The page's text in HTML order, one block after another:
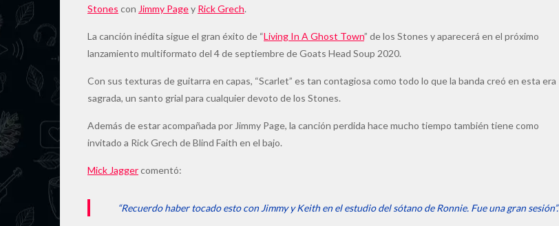
Stones con Jimmy Pagey Rick Grech.
La canción inédita sigue el gran éxito de “Living In A Ghost Town” de los Stones y aparecerá en el próximo
lanzamiento multiformato del 4 de septiembre de Goats Head Soup 2020.
Con sus texturas de guitarra en capas, “Scarlet” es tan contagiosa como todo lo que la banda creó en esta era
sagrada, un santo grial para cualquier devoto de los Stones.
Además de estar acompañada por Jimmy Page, la canción perdida hace mucho tiempo también tiene como
invitado a Rick Grech de Blind Faith en el bajo.
Mick Jaggercomentó:
“Recuerdo haber tocado esto con Jimmy y Keith en el estudio del sótano de Ronnie. Fue una gran sesión”.